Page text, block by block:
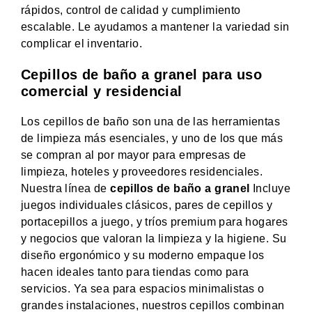
rápidos, control de calidad y cumplimiento
escalable. Le ayudamos a mantener la variedad sin
complicar el inventario.
Cepillos de baño a granel para uso
comercial y residencial
Los cepillos de baño son una de las herramientas
de limpieza más esenciales, y uno de los que más
se compran al por mayor para empresas de
limpieza, hoteles y proveedores residenciales.
Nuestra línea decepillos de baño a granel
Incluye
juegos individuales clásicos, pares de cepillos y
portacepillos a juego, y tríos premium para hogares
y negocios que valoran la limpieza y la higiene. Su
diseño ergonómico y su moderno empaque los
hacen ideales tanto para tiendas como para
servicios. Ya sea para espacios minimalistas o
grandes instalaciones, nuestros cepillos combinan